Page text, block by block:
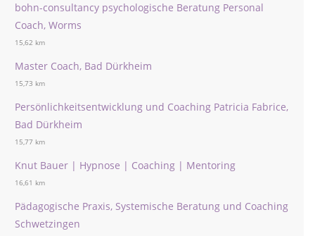
bohn-consultancy psychologische Beratung Personal
Coach, Worms
15,62 km
Master Coach, Bad Dürkheim
15,73 km
Persönlichkeitsentwicklung und Coaching Patricia Fabrice,
Bad Dürkheim
15,77 km
Knut Bauer | Hypnose | Coaching | Mentoring
16,61 km
Pädagogische Praxis, Systemische Beratung und Coaching
Schwetzingen